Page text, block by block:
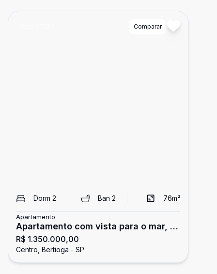
Comparar
Dorm 2 Ban2 76m²
Apartamento
Apartamento com vista para o mar, 2
dormitórios, Bertioga
R$ 1.350.000,00
Centro, Bertioga - SP